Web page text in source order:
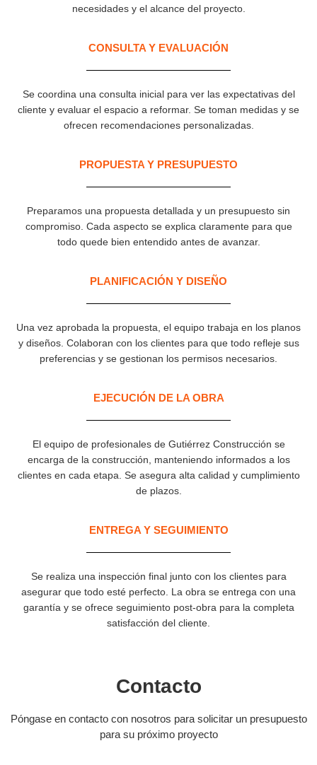
necesidades y el alcance del proyecto.
CONSULTA Y EVALUACIÓN
Se coordina una consulta inicial para ver las expectativas del
cliente y evaluar el espacio a reformar. Se toman medidas y se
ofrecen recomendaciones personalizadas.
PROPUESTA Y PRESUPUESTO
Preparamos una propuesta detallada y un presupuesto sin
compromiso. Cada aspecto se explica claramente para que
todo quede bien entendido antes de avanzar.
PLANIFICACIÓN Y DISEÑO
Una vez aprobada la propuesta, el equipo trabaja en los planos
y diseños. Colaboran con los clientes para que todo refleje sus
preferencias y se gestionan los permisos necesarios.
EJECUCIÓN DE LA OBRA
El equipo de profesionales de Gutiérrez Construcción se
encarga de la construcción, manteniendo informados a los
clientes en cada etapa. Se asegura alta calidad y cumplimiento
de plazos.
ENTREGA Y SEGUIMIENTO
Se realiza una inspección final junto con los clientes para
asegurar que todo esté perfecto. La obra se entrega con una
garantía y se ofrece seguimiento post-obra para la completa
satisfacción del cliente.
Contacto
Póngase en contacto con nosotros para solicitar un presupuesto
para su próximo proyecto